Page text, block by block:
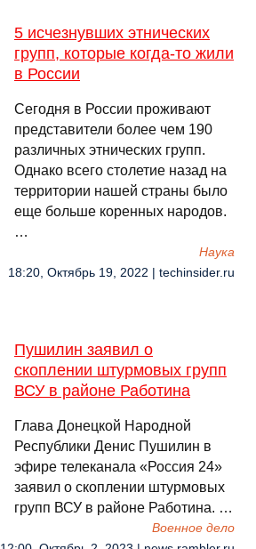
5 исчезнувших этнических
групп, которые когда-то жили
в России
Сегодня в России проживают
представители более чем 190
различных этнических групп.
Однако всего столетие назад на
территории нашей страны было
еще больше коренных народов.
…
Наука
18:20, Октябрь 19, 2022 | techinsider.ru
Пушилин заявил о
скоплении штурмовых групп
ВСУ в районе Работина
Глава Донецкой Народной
Республики Денис Пушилин в
эфире телеканала «Россия 24»
заявил о скоплении штурмовых
групп ВСУ в районе Работина. …
Военное дело